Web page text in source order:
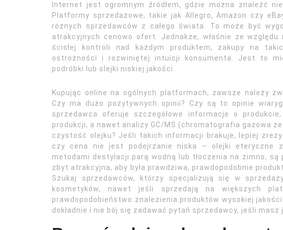
Internet jest ogromnym źródłem, gdzie można znaleźć
Platformy sprzedażowe, takie jak Allegro, Amazon czy
różnych sprzedawców z całego świata. To może być
atrakcyjnych cenowo ofert. Jednakże, właśnie ze
ścisłej kontroli nad każdym produktem, zakupy na
ostrożności i rozwiniętej intuicji konsumenta. Jest to
podróbki lub olejki niskiej jakości.
Kupując online na ogólnych platformach, zawsze należy
Czy ma dużo pozytywnych opinii? Czy są to opinie
sprzedawca oferuje szczegółowe informacje o
produkcji, a nawet analizy GC/MS (chromatografia gazowa
czystość olejku? Jeśli takich informacji brakuje, lepiej
czy cena nie jest podejrzanie niska – olejki eteryczne z
metodami destylacji parą wodną lub tłoczenia na zimno,
zbyt atrakcyjna, aby była prawdziwa, prawdopodobnie
Szukaj sprzedawców, którzy specjalizują się w
kosmetyków, nawet jeśli sprzedają na większych
prawdopodobieństwo znalezienia produktów wysokiej
dokładnie i nie bój się zadawać pytań sprzedawcy, jeśli masz